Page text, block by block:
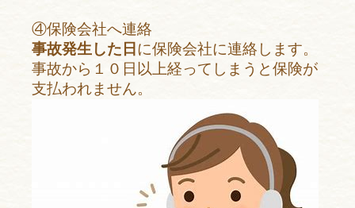
④保険会社へ連絡
事故発生した日 に保険会社に連絡します。
事故から１０日以上経ってしまうと保険が
支払われません。